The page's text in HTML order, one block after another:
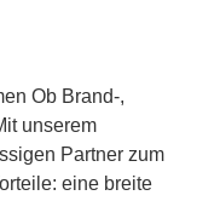
Ob Brand-,
unserem
Partner zum
eine breite